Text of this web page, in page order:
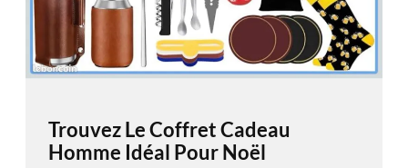
Trouvez Le Coffret Cadeau
Homme Idéal Pour Noël